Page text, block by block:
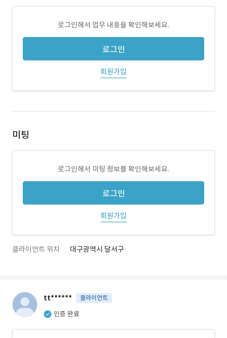
로그인해서 업무 내용을 확인해보세요.
로그인
회원가입
미팅
로그인해서 미팅 정보를 확인해보세요.
로그인
회원가입
클라이언트 위치 대구광역시 달서구
tt****** 클라이언트
인증 완료